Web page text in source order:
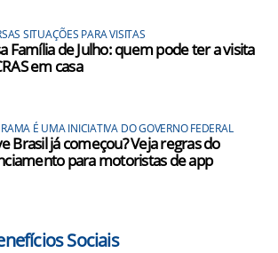
SITUAÇÕES PARA VISITAS
Família de Julho: quem pode ter a visita
em casa
É UMA INICIATIVA DO GOVERNO FEDERAL
Brasil já começou? Veja regras do
para motoristas de app
Sociais